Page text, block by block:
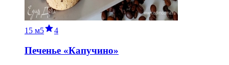
15 м5 4
Печенье «Капучино»